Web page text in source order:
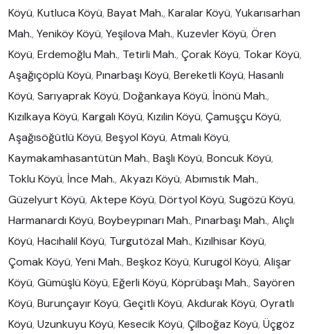
Köyü, Kutluca Köyü, Bayat Mah., Karalar Köyü, Yukarısarhan
Mah., Yeniköy Köyü, Yeşilova Mah., Kuzevler Köyü, Ören
Köyü, Erdemoğlu Mah., Tetirli Mah., Çorak Köyü, Tokar Köyü,
Aşağıçöplü Köyü, Pınarbaşı Köyü, Bereketli Köyü, Hasanlı
Köyü, Sarıyaprak Köyü, Doğankaya Köyü, İnönü Mah.,
Kızılkaya Köyü, Kargalı Köyü, Kızılin Köyü, Çamuşçu Köyü,
Aşağısöğütlü Köyü, Beşyol Köyü, Atmalı Köyü,
Kaymakamhasantütün Mah., Başlı Köyü, Boncuk Köyü,
Toklu Köyü, İnce Mah., Akyazı Köyü, Abımıstık Mah.,
Güzelyurt Köyü, Aktepe Köyü, Dörtyol Köyü, Sugözü Köyü,
Harmanardı Köyü, Boybeypınarı Mah., Pınarbaşı Mah., Alıçlı
Köyü, Hacıhalil Köyü, Turgutözal Mah., Kızılhisar Köyü,
Çomak Köyü, Yeni Mah., Beşkoz Köyü, Kurugöl Köyü, Alişar
Köyü, Gümüşlü Köyü, Eğerli Köyü, Köprübaşı Mah., Sayören
Köyü, Burunçayır Köyü, Geçitli Köyü, Akdurak Köyü, Oyratlı
Köyü, Uzunkuyu Köyü, Kesecik Köyü, Çilboğaz Köyü, Üçgöz